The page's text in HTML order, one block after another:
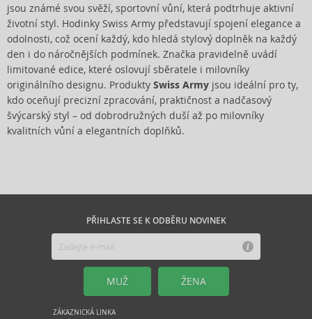
jsou známé svou svěží, sportovní vůní, která podtrhuje aktivní
životní styl. Hodinky Swiss Army představují spojení elegance a
odolnosti, což ocení každý, kdo hledá stylový doplněk na každý
den i do náročnějších podmínek. Značka pravidelně uvádí
limitované edice, které oslovují sběratele i milovníky
originálního designu. Produkty Swiss Army jsou ideální pro ty,
kdo oceňují precizní zpracování, praktičnost a nadčasový
švýcarský styl – od dobrodružných duší až po milovníky
kvalitních vůní a elegantních doplňků.
PŘIHLASTE SE K ODBĚRU NOVINEK
MUŽ ŽENA
ZÁKAZNICKÁ LINKA